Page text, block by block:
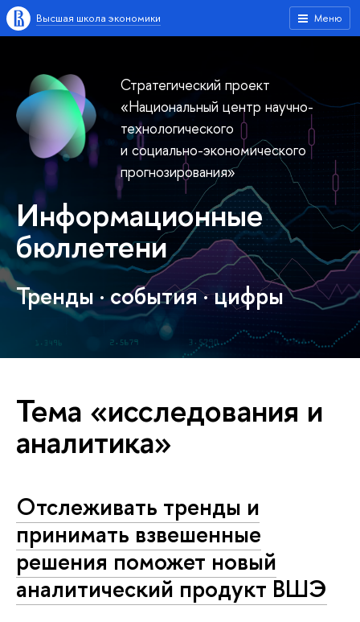
Меню
Высшая школа экономики
Стратегический проект
«Национальный центр научно-
технологического
и социально-экономического
прогнозирования»
Информационные
бюллетени
Тренды · cобытия · цифры
Тема «исследования и
аналитика»
Отслеживать тренды и
принимать взвешенные
решения поможет новый
аналитический продукт ВШЭ